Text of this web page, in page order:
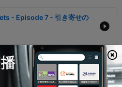
- Episode 7 - 引き寄せの
- Episode 1 マイストリ